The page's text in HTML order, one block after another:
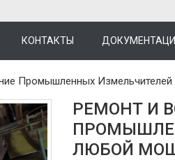
КОНТАКТЫ
Промышленных
РЕМОНТ И
ЛЮБОЙ